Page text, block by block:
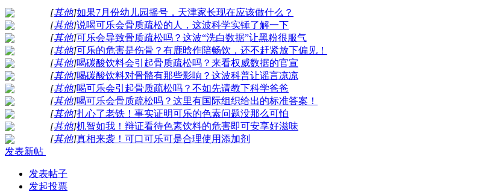
[其他]如果7月份幼儿园摇号，天津家长现在应该做什么？
[其他]说喝可乐会骨质疏松的人，这波科学实锤了解一下
[其他]可乐会导致骨质疏松吗？这波“洗白数据”让黑粉很服气
[其他]可乐的危害是伤骨？有鹿晗作陪畅饮，还不赶紧放下偏见！
[其他]喝碳酸饮料会引起骨质疏松吗？来看权威数据的官宣
[其他]喝碳酸饮料对骨骼有那些影响？这波科普让谣言凉凉
[其他]喝可乐会引起骨质疏松吗？不如先请教下科学爸爸
[其他]喝可乐会骨质疏松吗？这里有国际组织给出的标准答案！
[其他]扎心了老铁！事实证明可乐的色素问题没那么可怕
[其他]机智如我！辩证看待色素饮料的危害即可安享好滋味
[其他]真相来袭！可口可乐可是合理使用添加剂
发表新帖
发表帖子
发起投票